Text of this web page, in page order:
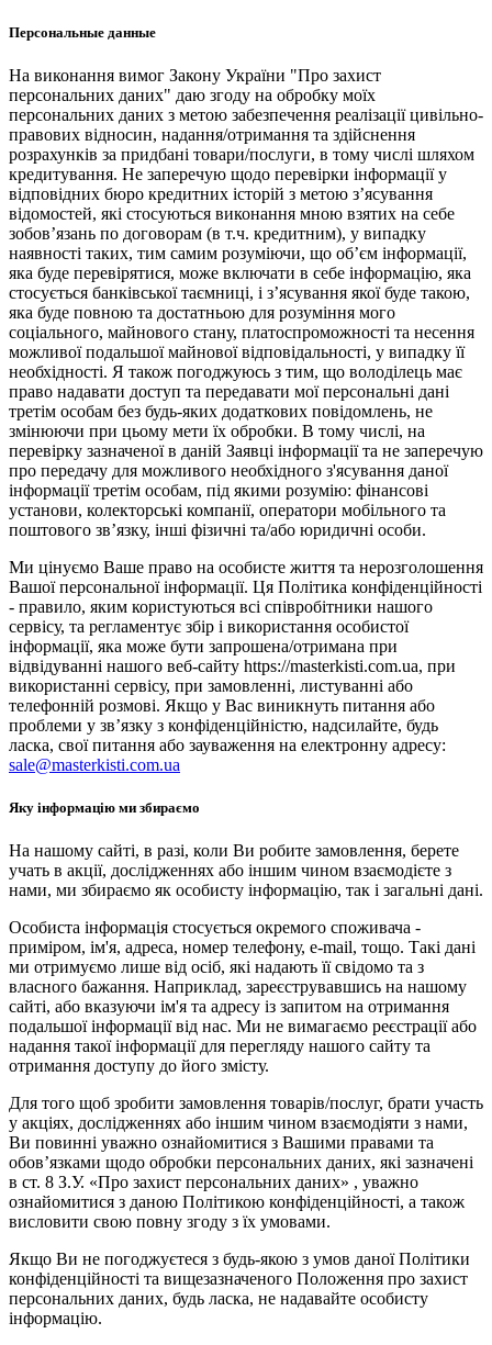
Персональные данные
На виконання вимог Закону України "Про захист
персональних даних" даю згоду на обробку моїх
персональних даних з метою забезпечення реалізації цивільно-
правових відносин, надання/отримання та здійснення
розрахунків за придбані товари/послуги, в тому числі шляхом
кредитування. Не заперечую щодо перевірки інформації у
відповідних бюро кредитних історій з метою з’ясування
відомостей, які стосуються виконання мною взятих на себе
зобов’язань по договорам (в т.ч. кредитним), у випадку
наявності таких, тим самим розуміючи, що об’єм інформації,
яка буде перевірятися, може включати в себе інформацію, яка
стосується банківської таємниці, і з’ясування якої буде такою,
яка буде повною та достатньою для розуміння мого
соціального, майнового стану, платоспроможності та несення
можливої подальшої майнової відповідальності, у випадку її
необхідності. Я також погоджуюсь з тим, що володілець має
право надавати доступ та передавати мої персональні дані
третім особам без будь-яких додаткових повідомлень, не
змінюючи при цьому мети їх обробки. В тому числі, на
перевірку зазначеної в даній Заявці інформації та не заперечую
про передачу для можливого необхідного з'ясування даної
інформації третім особам, під якими розумію: фінансові
установи, колекторські компанії, оператори мобільного та
поштового зв’язку, інші фізичні та/або юридичні особи.
Ми цінуємо Ваше право на особисте життя та нерозголошення
Вашої персональної інформації. Ця Політика конфіденційності
- правило, яким користуються всі співробітники нашого
сервісу, та регламентує збір і використання особистої
інформації, яка може бути запрошена/отримана при
відвідуванні нашого веб-сайту https://masterkisti.com.ua, при
використанні сервісу, при замовленні, листуванні або
телефонній розмові. Якщо у Вас виникнуть питання або
проблеми у зв’язку з конфіденційністю, надсилайте, будь
ласка, свої питання або зауваження на електронну адресу:
sale@masterkisti.com.ua
Яку інформацію ми збираємо
На нашому сайті, в разі, коли Ви робите замовлення, берете
учать в акції, дослідженнях або іншим чином взаємодієте з
нами, ми збираємо як особисту інформацію, так і загальні дані.
Особиста інформація стосується окремого споживача -
приміром, ім'я, адреса, номер телефону, e-mail, тощо. Такі дані
ми отримуємо лише від осіб, які надають її свідомо та з
власного бажання. Наприклад, зареєструвавшись на нашому
сайті, або вказуючи ім'я та адресу із запитом на отримання
подальшої інформації від нас. Ми не вимагаємо реєстрації або
надання такої інформації для перегляду нашого сайту та
отримання доступу до його змісту.
Для того щоб зробити замовлення товарів/послуг, брати участь
у акціях, дослідженнях або іншим чином взаємодіяти з нами,
Ви повинні уважно ознайомитися з Вашими правами та
обов’язками щодо обробки персональних даних, які зазначені
в ст. 8 З.У. «Про захист персональних даних» , уважно
ознайомитися з даною Політикою конфіденційності, а також
висловити свою повну згоду з їх умовами.
Якщо Ви не погоджуєтеся з будь-якою з умов даної Політики
конфіденційності та вищезазначеного Положення про захист
персональних даних, будь ласка, не надавайте особисту
інформацію.